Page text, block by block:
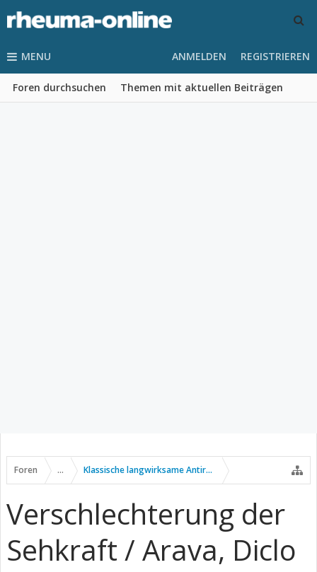
MENU
Foren durchsuchen Themen mit aktuellen Beiträgen
ANMELDEN REGISTRIEREN
Foren ... Klassische langwirksame Antirheumatika
Verschlechterung der
Sehkraft / Arava, Diclo